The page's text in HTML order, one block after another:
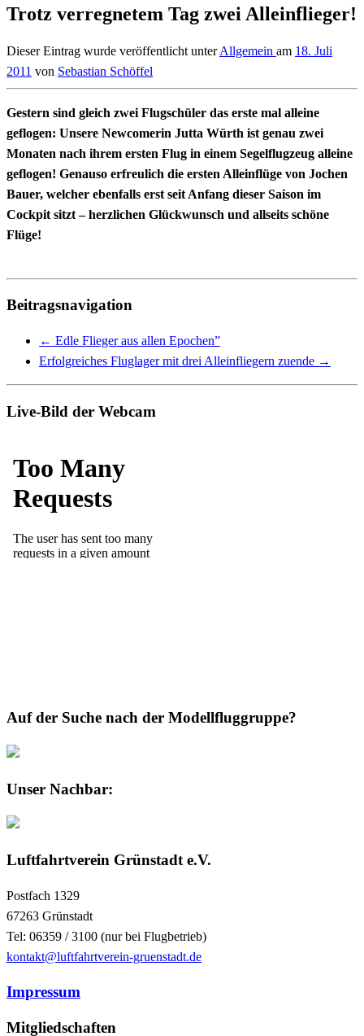
Trotz verregnetem Tag zwei Alleinflieger!
Dieser Eintrag wurde veröffentlicht unterAllgemein am 18. Juli
2011 von Sebastian Schöffel
Gestern sind gleich zwei Flugschüler das erste mal alleine
geflogen: Unsere Newcomerin Jutta Würth ist genau zwei
Monaten nach ihrem ersten Flug in einem Segelflugzeug alleine
geflogen! Genauso erfreulich die ersten Alleinflüge von Jochen
Bauer, welcher ebenfalls erst seit Anfang dieser Saison im
Cockpit sitzt – herzlichen Glückwunsch und allseits schöne
Flüge!
Beitragsnavigation
← Edle Flieger aus allen Epochen”
Erfolgreiches Fluglager mit drei Alleinfliegern zuende →
Live-Bild der Webcam
Auf der Suche nach der Modellfluggruppe?
Unser Nachbar:
Luftfahrtverein Grünstadt e.V.
Postfach 1329
67263 Grünstadt
Tel: 06359 / 3100 (nur bei Flugbetrieb)
kontakt@luftfahrtverein-gruenstadt.de
Impressum
Mitgliedschaften